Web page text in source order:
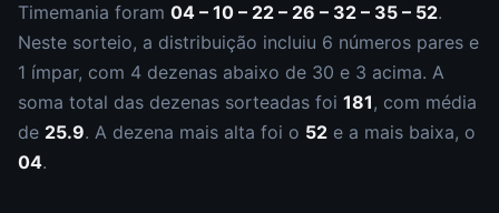
Timemania foram 04 – 10 – 22 – 26 – 32 – 35 – 52.
Neste sorteio, a distribuição incluiu 6 números pares e
1 ímpar, com 4 dezenas abaixo de 30 e 3 acima. A
soma total das dezenas sorteadas foi 181, com média
de 25.9. A dezena mais alta foi o 52 e a mais baixa, o
04.